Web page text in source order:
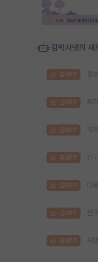
김박사넷의
김GPT 불
김GPT 제
김GPT 각
김GPT 신
김GPT 다
김GPT 연
김GPT 지